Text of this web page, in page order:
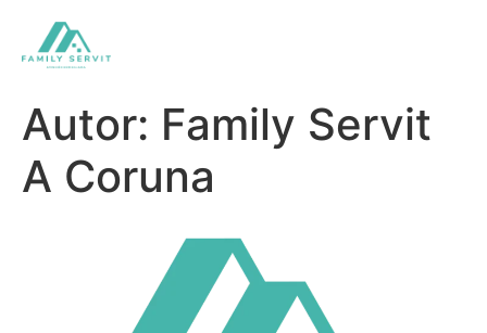
Autor: Family Servit
A Coruna